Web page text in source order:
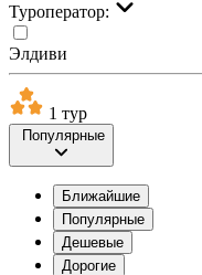
Туроператор:
Элдиви
1 тур
Популярные
Ближайшие
Популярные
Дешевые
Дорогие